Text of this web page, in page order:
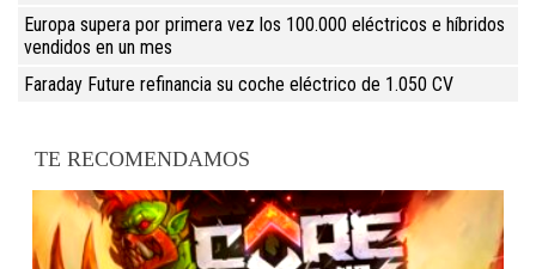
Europa supera por primera vez los 100.000 eléctricos e híbridos
vendidos en un mes
Faraday Future refinancia su coche eléctrico de 1.050 CV
TE RECOMENDAMOS